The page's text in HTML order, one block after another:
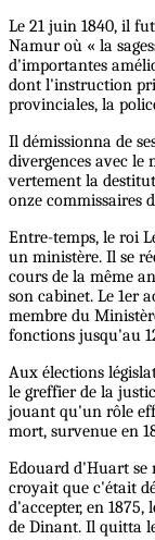
Le 21 juin 1840, il
Namur où « la
d'importantes
dont l'instruction
provinciales, la
Il démissionna de
divergences avec
vertement la
onze commissaires
Entre-temps, le roi
un ministère. Il se
cours de la même
son cabinet. Le 1er
membre du
fonctions jusqu'au
Aux élections
le greffier de la
jouant qu'un rôle
mort, survenue en
Edouard d'Huart se
croyait que c'était
d'accepter, en
de Dinant. Il quitta